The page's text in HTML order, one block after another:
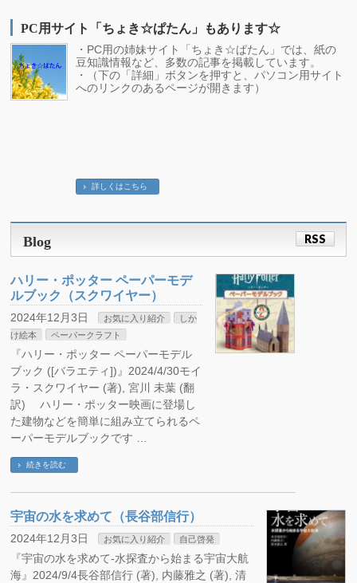
PC用サイト「ちょき☆ぱたん」もあります☆
・PC用の姉妹サイト「ちょき☆ぱたん」では、紙の
豆知識情報など、多数の記事を掲載しています。
・（下の「詳細」ボタンを押すと、パソコン用サイト
へのリンクのあるページが開きます）
詳しくはこちら
Blog RSS
ハリー・ポッター ペーパーモデ
ルブック（スクワイヤー）
2024年12月3日 お気に入り紹介
しか
け絵本
ペーパークラフト
『ハリー・ポッター ペーパーモデル
ブック ([バラエティ])』2024/4/30モイ
ラ・スクワイヤー (著), 宮川 未葉 (翻
訳) ハリー・ポッター映画に登場し
た建物などを簡単に組み立てられるペ
ーパーモデルブックです …
続きを読む
宇宙の水を求めて（長谷部信行）
2024年12月3日 お気に入り紹介 自己啓発
『宇宙の水を求めて-水探査から始まる宇宙大航
海』2024/9/4長谷部信行 (著), 内藤雅之 (著), 清